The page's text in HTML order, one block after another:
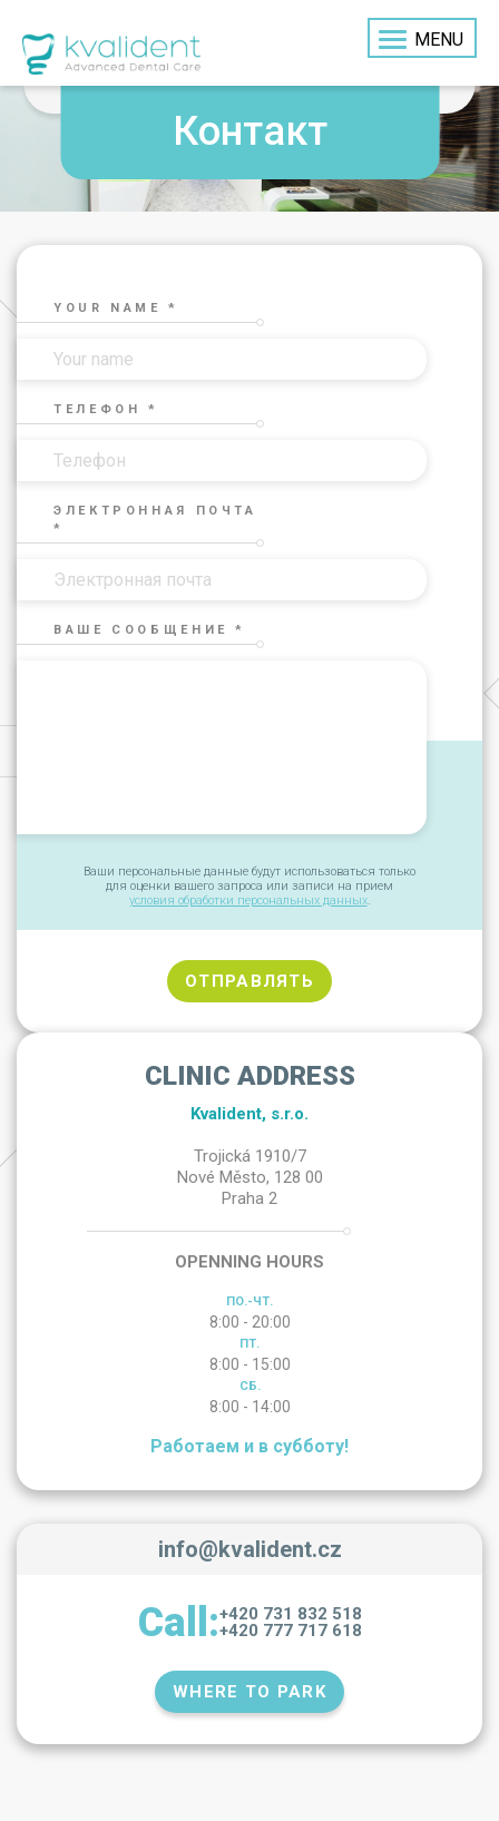
MENU
Контакт
YOUR NAME *
ТЕЛЕФОН *
ЭЛЕКТРОННАЯ ПОЧТА
*
ВАШЕ СООБЩЕНИЕ *
Ваши персональные данные будут использоваться только
для оценки вашего запроса или записи на прием
условия обработки персональных данных.
CLINIC ADDRESS
Kvalident, s.r.o.
Trojická 1910/7
Nové Město, 128 00
Praha 2
OPENNING HOURS
ПО.-ЧТ.
8:00 - 20:00
ПТ.
8:00 - 15:00
СБ.
8:00 - 14:00
Работаем и в субботу!
info@kvalident.cz
Call:+420 731 832 518
+420 777 717 618
WHERE TO PARK